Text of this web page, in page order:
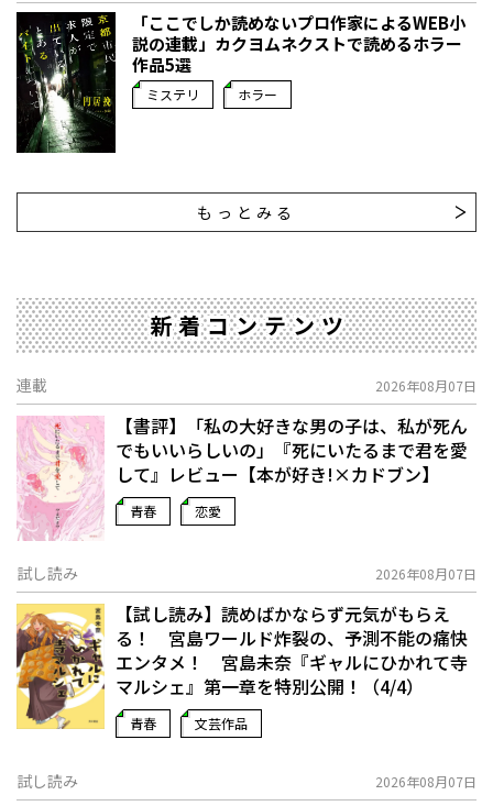
「ここでしか読めないプロ作家によるWEB小
説の連載」――カクヨムネクストで読めるホラー
作品5選
ミステリ ホラー
もっとみる
新着コンテンツ
連載 2026年08月07日
【書評】「私の大好きな男の子は、私が死ん
でもいいらしいの」――『死にいたるまで君を愛
して』レビュー【本が好き!×カドブン】
青春 恋愛
試し読み 2026年08月07日
【試し読み】読めばかならず元気がもらえ
る！ 宮島ワールド炸裂の、予測不能の痛快
エンタメ！ 宮島未奈『ギャルにひかれて寺
マルシェ』第一章を特別公開！（4/4）
青春 文芸作品
試し読み 2026年08月07日